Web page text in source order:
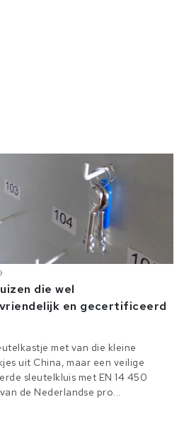
die wel
en gecertificeerd
met van die kleine
uit China, maar een veilige
sleutelkluis met EN 14 450
de Nederlandse pro...